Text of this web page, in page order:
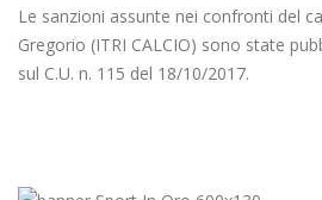
Le sanzioni assunte nei confronti del
Gregorio (ITRI CALCIO) sono state
sul C.U. n. 115 del 18/10/2017.